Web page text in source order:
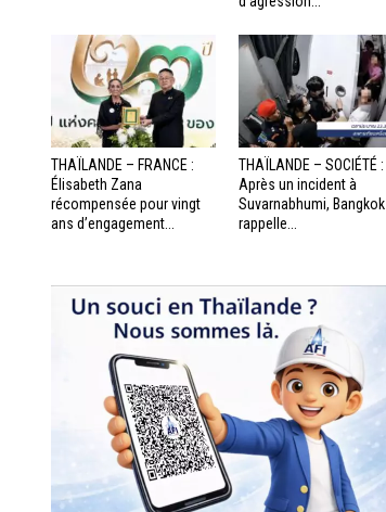
THAÏLANDE – FRANCE :
Élisabeth Zana
récompensée pour vingt
ans d’engagement...
THAÏLANDE – SOCIÉTÉ :
Après un incident à
Suvarnabhumi, Bangkok
rappelle...